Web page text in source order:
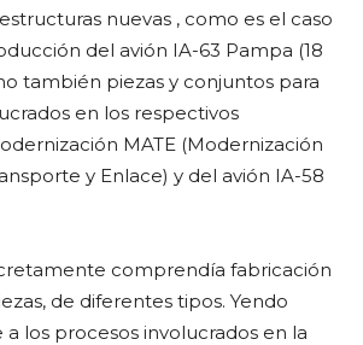
nuevas , como es el caso
del avión IA-63 Pampa (18
también piezas y conjuntos para
en los respectivos
MATE (Modernización
y Enlace) y del avión IA-58
comprendía fabricación
de diferentes tipos. Yendo
los procesos involucrados en la